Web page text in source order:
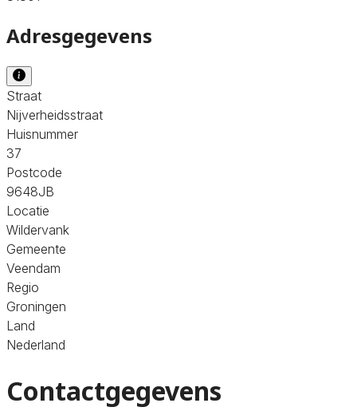
Adresgegevens
Straat
Nijverheidsstraat
Huisnummer
37
Postcode
9648JB
Locatie
Wildervank
Gemeente
Veendam
Regio
Groningen
Land
Nederland
Contactgegevens